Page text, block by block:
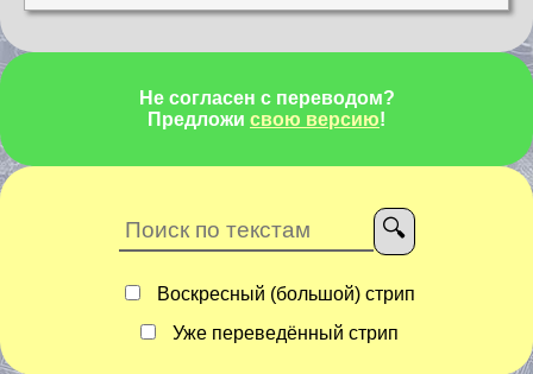
Не согласен с переводом?
Предложи свою версию!
Воскресный (большой) стрип
Уже переведённый стрип